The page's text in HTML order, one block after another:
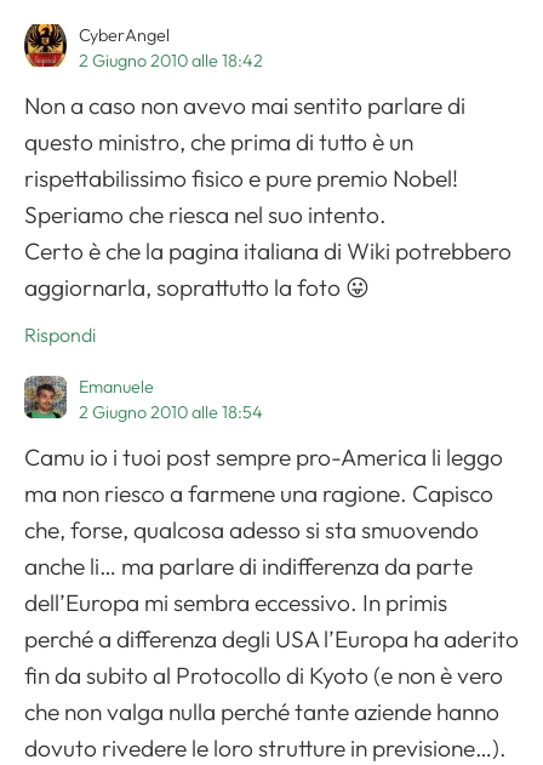
CyberAngel
2 Giugno 2010 alle 18:42
Non a caso non avevo mai sentito parlare di
questo ministro, che prima di tutto è un
rispettabilissimo fisico e pure premio Nobel!
Speriamo che riesca nel suo intento.
Certo è che la pagina italiana di Wiki potrebbero
aggiornarla, soprattutto la foto 😛
Rispondi
Emanuele
2 Giugno 2010 alle 18:54
Camu io i tuoi post sempre pro-America li leggo
ma non riesco a farmene una ragione. Capisco
che, forse, qualcosa adesso si sta smuovendo
anche li… ma parlare di indifferenza da parte
dell’Europa mi sembra eccessivo. In primis
perché a differenza degli USA l’Europa ha aderito
fin da subito al Protocollo di Kyoto (e non è vero
che non valga nulla perché tante aziende hanno
dovuto rivedere le loro strutture in previsione…).